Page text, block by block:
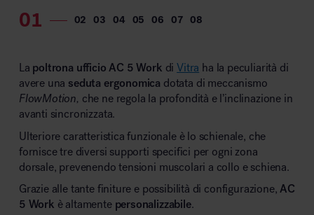
La poltrona ufficio AC 5 Work diVitra ha la peculiarità di
avere una seduta ergonomica dotata di meccanismo
FlowMotion, che ne regola la profondità e l’inclinazione in
avanti sincronizzata.
Ulteriore caratteristica funzionale è lo schienale, che
fornisce tre diversi supporti specifici per ogni zona
dorsale, prevenendo tensioni muscolari a collo e schiena.
Grazie alle tante finiture e possibilità di configurazione,AC
5 Work è altamente personalizzabile.